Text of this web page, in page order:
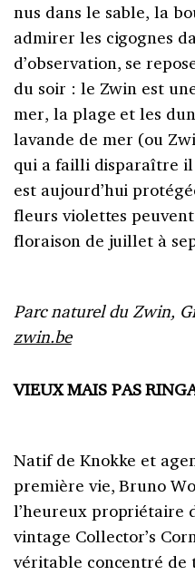
nus dans le sable, la
admirer les cigognes
d’observation, se
du soir : le Zwin est
mer, la plage et les
lavande de mer (ou
qui a failli disparaître il
est aujourd’hui
fleurs violettes
floraison de juillet à
Parc naturel du Zwin,
zwin.be
VIEUX MAIS PAS
Natif de Knokke et
première vie, Bruno
l’heureux propriétaire
vintage Collector’s
véritable concentré de